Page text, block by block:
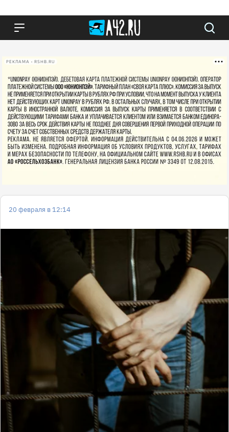
РЕКЛАМА • RSHB.RU
20 февраля в 12:14